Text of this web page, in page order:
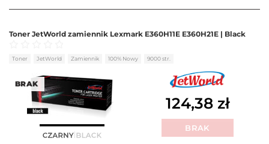
BRAK
Toner JetWorld zamiennik Lexmark E360H11E E360H21E | Black
Oceniono na 5
Toner JetWorld Zamiennik 100% Nowy 9000 str.
124,38 zł
BRAK